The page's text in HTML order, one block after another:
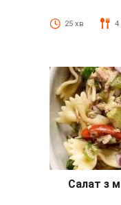
25 хв 4
Салат з